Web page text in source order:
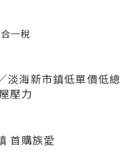
一稅
淡海新市鎮低單價低總
壓力
首購族愛